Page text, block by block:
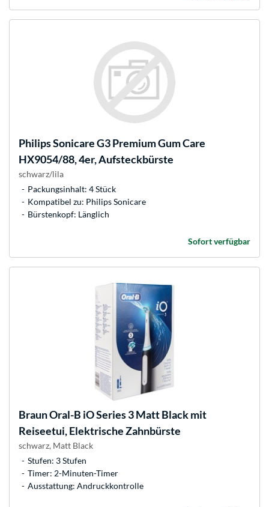
PhilipsSonicare G3 Premium Gum Care
HX9054/88, 4er, Aufsteckbürste
schwarz/lila
Packungsinhalt: 4 Stück
Kompatibel zu: Philips Sonicare
Bürstenkopf: Länglich
Sofort verfügbar
BraunOral-B iO Series 3 Matt Black mit
Reiseetui, Elektrische Zahnbürste
schwarz, Matt Black
Stufen: 3 Stufen
Timer: 2-Minuten-Timer
Ausstattung: Andruckkontrolle